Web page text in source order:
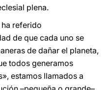
plena.
ha referido
de que cada uno se
de dañar el planeta,
todos generamos
estamos llamados a